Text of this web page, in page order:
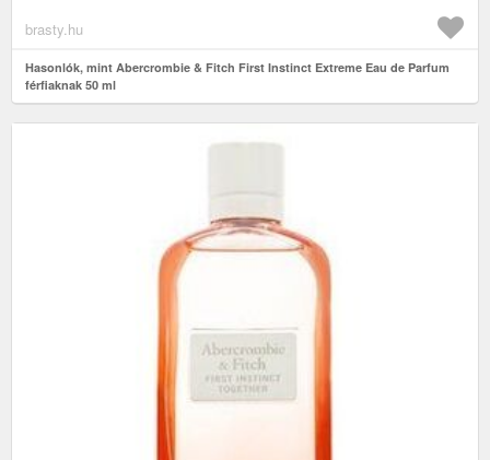
brasty.hu
Hasonlók, mint Abercrombie & Fitch First Instinct Extreme Eau de Parfum
férfiaknak 50 ml